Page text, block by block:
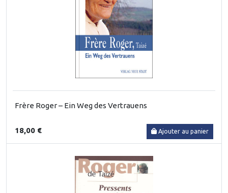
Frère Roger – Ein Weg des Vertrauens
18,00 € Ajouter au panier